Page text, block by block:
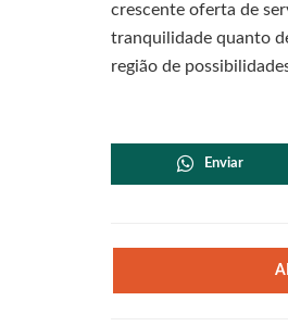
crescente oferta de
tranquilidade quanto
região de
Enviar